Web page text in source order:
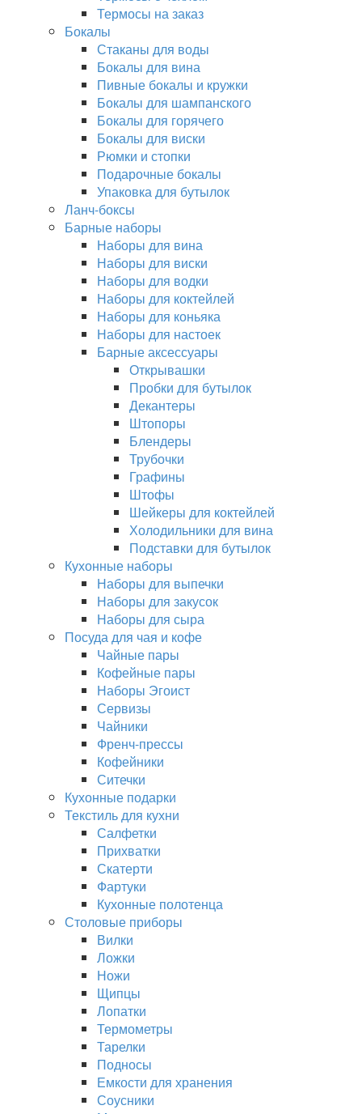
Термосы на заказ
Бокалы
Стаканы для воды
Бокалы для вина
Пивные бокалы и кружки
Бокалы для шампанского
Бокалы для горячего
Бокалы для виски
Рюмки и стопки
Подарочные бокалы
Упаковка для бутылок
Ланч-боксы
Барные наборы
Наборы для вина
Наборы для виски
Наборы для водки
Наборы для коктейлей
Наборы для коньяка
Наборы для настоек
Барные аксессуары
Открывашки
Пробки для бутылок
Декантеры
Штопоры
Блендеры
Трубочки
Графины
Штофы
Шейкеры для коктейлей
Холодильники для вина
Подставки для бутылок
Кухонные наборы
Наборы для выпечки
Наборы для закусок
Наборы для сыра
Посуда для чая и кофе
Чайные пары
Кофейные пары
Наборы Эгоист
Сервизы
Чайники
Френч-прессы
Кофейники
Ситечки
Кухонные подарки
Текстиль для кухни
Салфетки
Прихватки
Скатерти
Фартуки
Кухонные полотенца
Столовые приборы
Вилки
Ложки
Ножи
Щипцы
Лопатки
Термометры
Тарелки
Подносы
Емкости для хранения
Соусники